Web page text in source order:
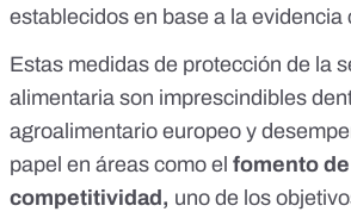
establecidos en base a la evidencia
Estas medidas de protección de la
alimentaria son imprescindibles
agroalimentario europeo y
papel en áreas como el fomento
competitividad, uno de los